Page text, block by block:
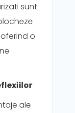
sunt
oferind o
ale